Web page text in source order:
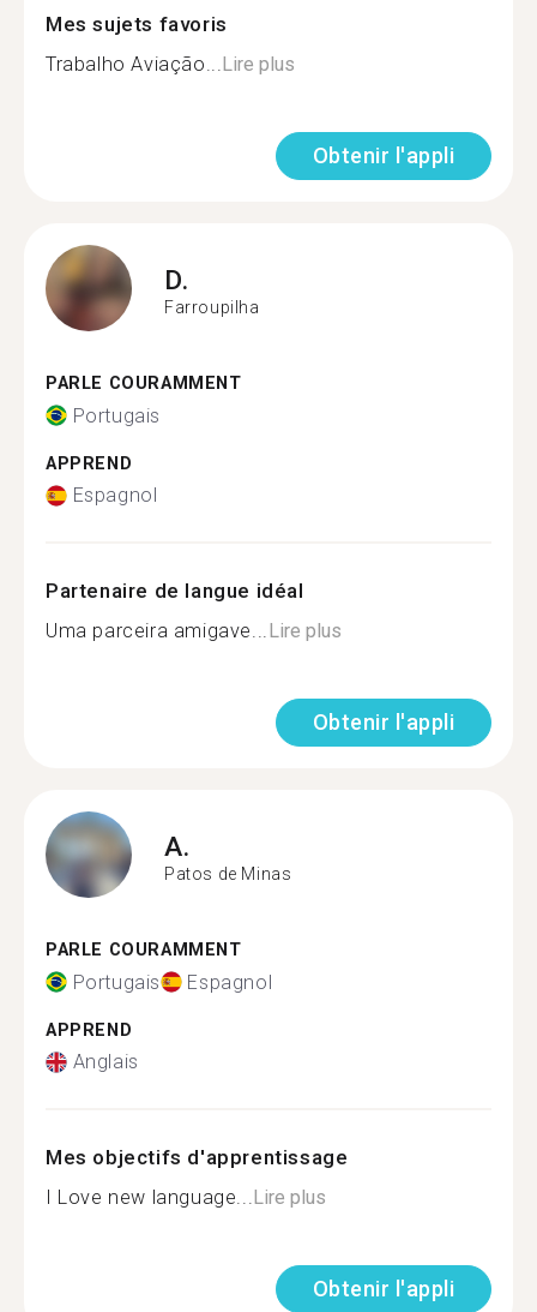
Mes sujets favoris
Trabalho Aviação...Lire plus
Obtenir l'appli
D.
Farroupilha
PARLE COURAMMENT
Portugais
APPREND
Espagnol
Partenaire de langue idéal
Uma parceira amigave...Lire plus
Obtenir l'appli
A.
Patos de Minas
PARLE COURAMMENT
Portugais Espagnol
APPREND
Anglais
Mes objectifs d'apprentissage
I Love new language...Lire plus
Obtenir l'appli